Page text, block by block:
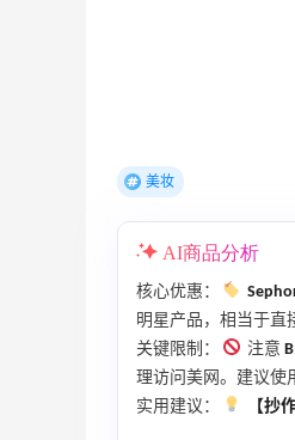
美妆
AI商品分析
核心优惠：
明星产品，相当于直
关键限制：
注意
理访问美网。建议使
实用建议：
【抄
30%返利
54人获得返利
Eileen
最高2%返利
5134人获得返